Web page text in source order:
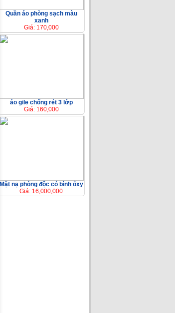
Quần áo phòng sạch màu
xanh
Giá: 170,000
áo gile chống rét 3 lớp
Giá: 160,000
Mặt nạ phòng độc có bình ôxy
Giá: 16,000,000